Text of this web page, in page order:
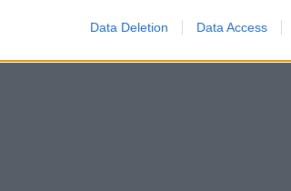
Data Deletion Data Access